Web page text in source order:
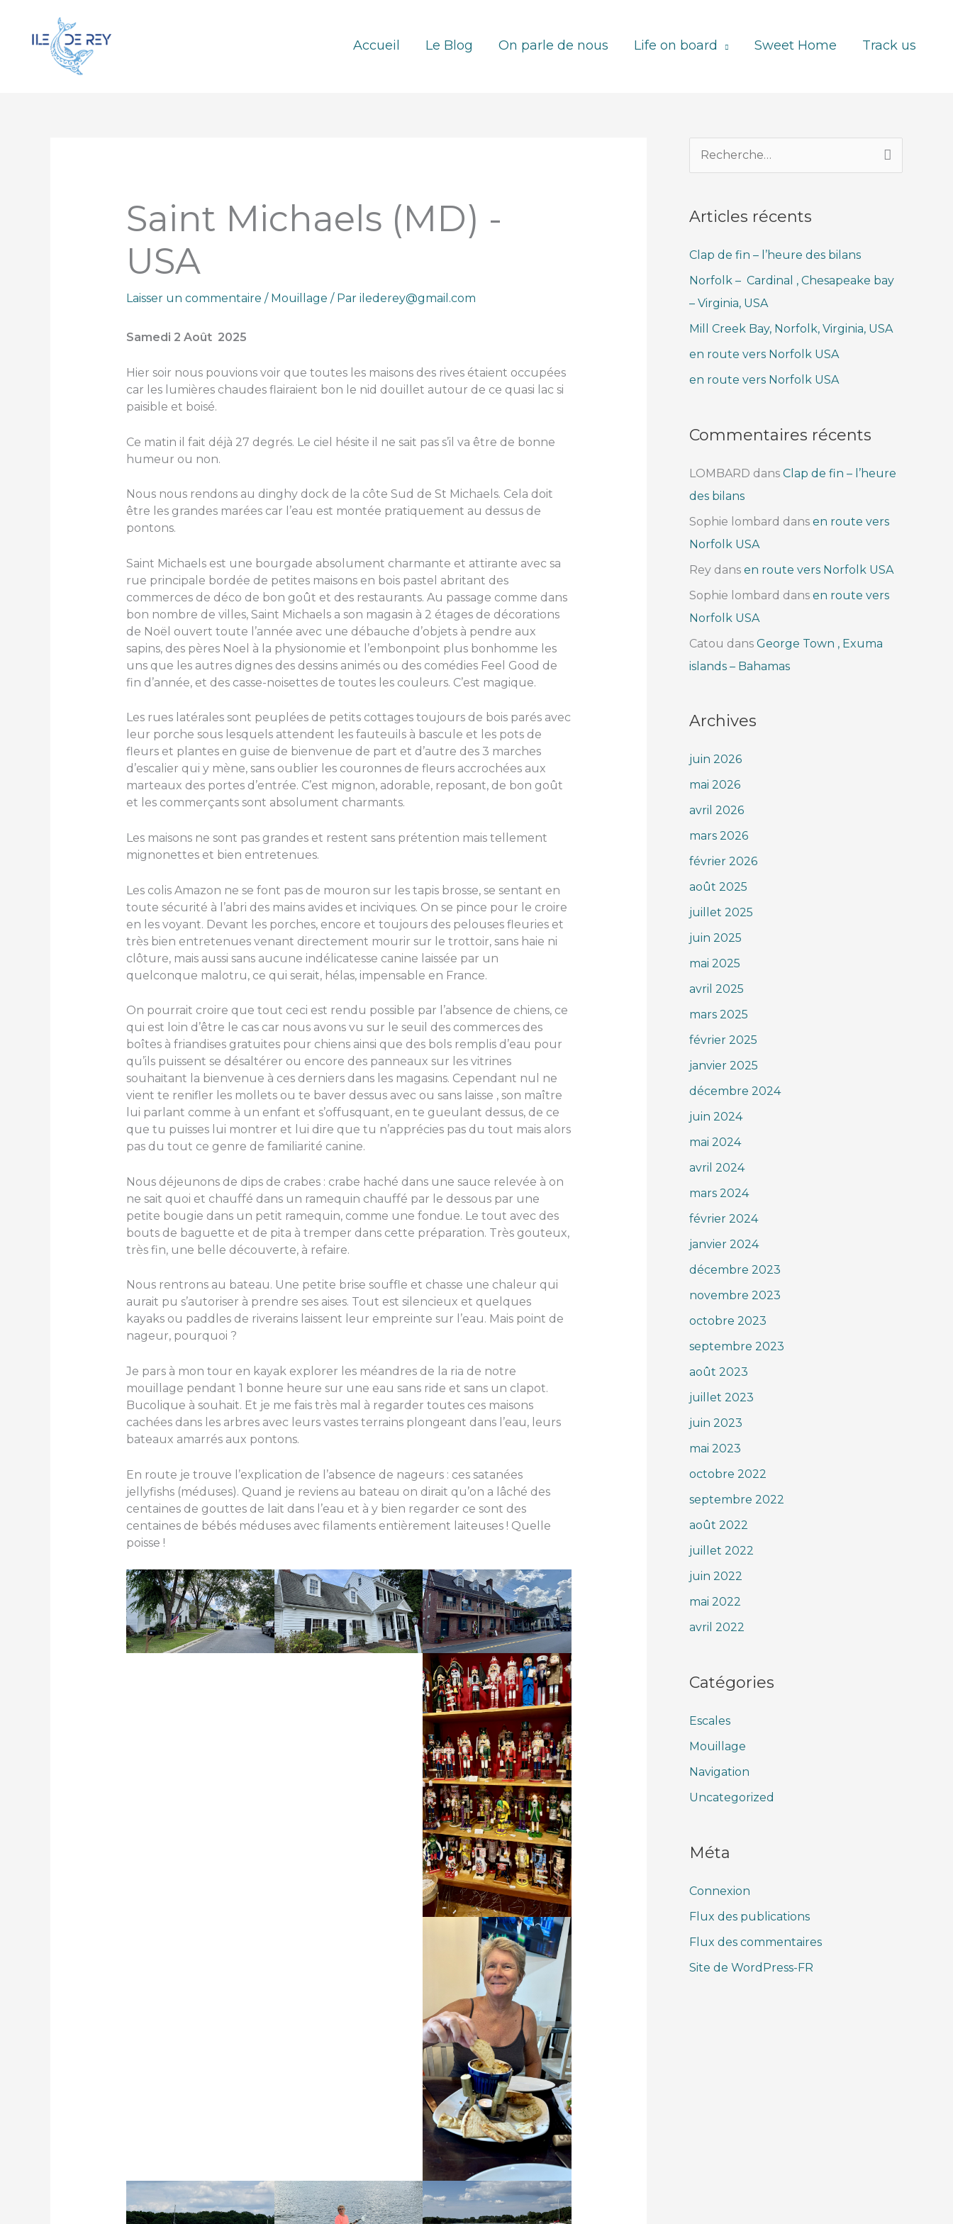
contenu
Accueil Le Blog On parle de nous Life on board Sweet Home Track us
Saint Michaels (MD) -
USA
Laisser un commentaire / Mouillage / Par ilederey@gmail.com
Samedi 2 Août 2025
Hier soir nous pouvions voir que toutes les maisons des rives étaient occupées
car les lumières chaudes flairaient bon le nid douillet autour de ce quasi lac si
paisible et boisé.
Ce matin il fait déjà 27 degrés. Le ciel hésite il ne sait pas s’il va être de bonne
humeur ou non.
Nous nous rendons au dinghy dock de la côte Sud de St Michaels. Cela doit
être les grandes marées car l’eau est montée pratiquement au dessus de
pontons.
Saint Michaels est une bourgade absolument charmante et attirante avec sa
rue principale bordée de petites maisons en bois pastel abritant des
commerces de déco de bon goût et des restaurants. Au passage comme dans
bon nombre de villes, Saint Michaels a son magasin à 2 étages de décorations
de Noël ouvert toute l’année avec une débauche d’objets à pendre aux
sapins, des pères Noel à la physionomie et l’embonpoint plus bonhomme les
uns que les autres dignes des dessins animés ou des comédies Feel Good de
fin d’année, et des casse-noisettes de toutes les couleurs. C’est magique.
Les rues latérales sont peuplées de petits cottages toujours de bois parés avec
leur porche sous lesquels attendent les fauteuils à bascule et les pots de
fleurs et plantes en guise de bienvenue de part et d’autre des 3 marches
d’escalier qui y mène, sans oublier les couronnes de fleurs accrochées aux
marteaux des portes d’entrée. C’est mignon, adorable, reposant, de bon goût
et les commerçants sont absolument charmants.
Les maisons ne sont pas grandes et restent sans prétention mais tellement
mignonettes et bien entretenues.
Les colis Amazon ne se font pas de mouron sur les tapis brosse, se sentant en
toute sécurité à l’abri des mains avides et inciviques. On se pince pour le croire
en les voyant. Devant les porches, encore et toujours des pelouses fleuries et
très bien entretenues venant directement mourir sur le trottoir, sans haie ni
clôture, mais aussi sans aucune indélicatesse canine laissée par un
quelconque malotru, ce qui serait, hélas, impensable en France.
On pourrait croire que tout ceci est rendu possible par l’absence de chiens, ce
qui est loin d’être le cas car nous avons vu sur le seuil des commerces des
boîtes à friandises gratuites pour chiens ainsi que des bols remplis d’eau pour
qu’ils puissent se désaltérer ou encore des panneaux sur les vitrines
souhaitant la bienvenue à ces derniers dans les magasins. Cependant nul ne
vient te renifler les mollets ou te baver dessus avec ou sans laisse , son maître
lui parlant comme à un enfant et s’offusquant, en te gueulant dessus, de ce
que tu puisses lui montrer et lui dire que tu n’apprécies pas du tout mais alors
pas du tout ce genre de familiarité canine.
Nous déjeunons de dips de crabes : crabe haché dans une sauce relevée à on
ne sait quoi et chauffé dans un ramequin chauffé par le dessous par une
petite bougie dans un petit ramequin, comme une fondue. Le tout avec des
bouts de baguette et de pita à tremper dans cette préparation. Très gouteux,
très fin, une belle découverte, à refaire.
Nous rentrons au bateau. Une petite brise souffle et chasse une chaleur qui
aurait pu s’autoriser à prendre ses aises. Tout est silencieux et quelques
kayaks ou paddles de riverains laissent leur empreinte sur l’eau. Mais point de
nageur, pourquoi ?
Je pars à mon tour en kayak explorer les méandres de la ria de notre
mouillage pendant 1 bonne heure sur une eau sans ride et sans un clapot.
Bucolique à souhait. Et je me fais très mal à regarder toutes ces maisons
cachées dans les arbres avec leurs vastes terrains plongeant dans l’eau, leurs
bateaux amarrés aux pontons.
En route je trouve l’explication de l’absence de nageurs : ces satanées
jellyfishs (méduses). Quand je reviens au bateau on dirait qu’on a lâché des
centaines de gouttes de lait dans l’eau et à y bien regarder ce sont des
centaines de bébés méduses avec filaments entièrement laiteuses ! Quelle
poisse !
e
h
r
c
h
e
r
Articles récents
Clap de fin – l’heure des bilans
Norfolk – Cardinal , Chesapeake bay
– Virginia, USA
Mill Creek Bay, Norfolk, Virginia, USA
en route vers Norfolk USA
en route vers Norfolk USA
Commentaires récents
LOMBARD dansClap de fin – l’heure
des bilans
Sophie lombard dansen route vers
Norfolk USA
Rey dansen route vers Norfolk USA
Sophie lombard dansen route vers
Norfolk USA
Catou dansGeorge Town , Exuma
islands – Bahamas
Archives
juin 2026
mai 2026
avril 2026
mars 2026
février 2026
août 2025
juillet 2025
juin 2025
mai 2025
avril 2025
mars 2025
février 2025
janvier 2025
décembre 2024
juin 2024
mai 2024
avril 2024
mars 2024
février 2024
janvier 2024
décembre 2023
novembre 2023
octobre 2023
septembre 2023
août 2023
juillet 2023
juin 2023
mai 2023
octobre 2022
septembre 2022
août 2022
juillet 2022
juin 2022
mai 2022
avril 2022
Catégories
Escales
Mouillage
Navigation
Uncategorized
Méta
Connexion
Flux des publications
Flux des commentaires
Site de WordPress-FR